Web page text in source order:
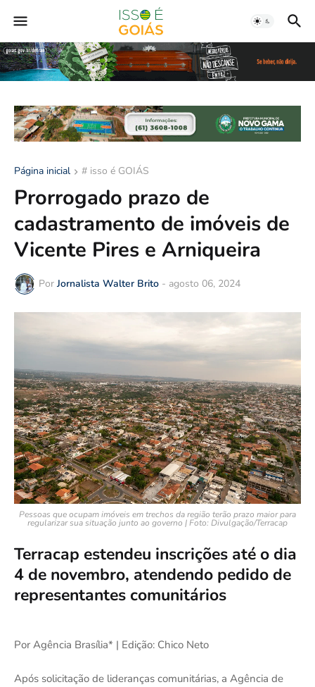
Página inicial # isso é GOIÁS
Prorrogado prazo de
cadastramento de imóveis de
Vicente Pires e Arniqueira
Por Jornalista Walter Brito - agosto 06, 2024
Pessoas que ocupam imóveis em trechos da região terão prazo maior para
regularizar sua situação junto ao governo | Foto: Divulgação/Terracap
Terracap estendeu inscrições até o dia
4 de novembro, atendendo pedido de
representantes comunitários
Por Agência Brasília* | Edição: Chico Neto
Após solicitação de lideranças comunitárias, a Agência de